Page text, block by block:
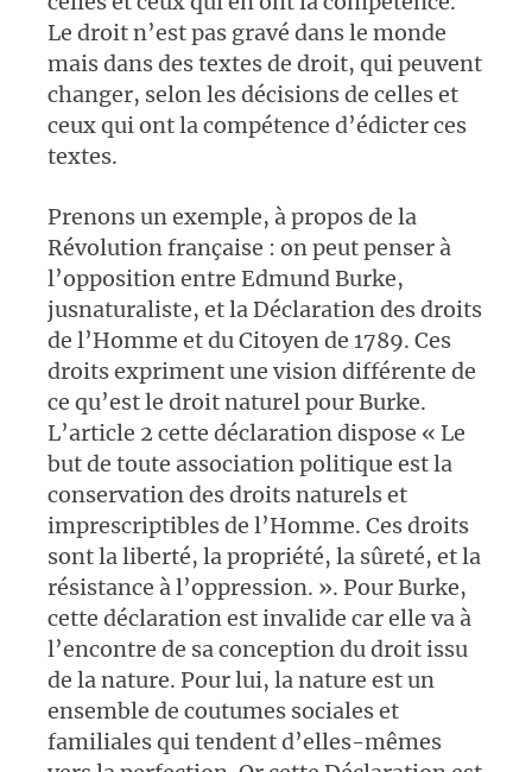
Le droit n’est pas gravé dans le monde
mais dans des textes de droit, qui peuvent
changer, selon les décisions de celles et
ceux qui ont la compétence d’édicter ces
textes.
Prenons un exemple, à propos de la
Révolution française : on peut penser à
l’opposition entre Edmund Burke,
jusnaturaliste, et la Déclaration des droits
de l’Homme et du Citoyen de 1789. Ces
droits expriment une vision différente de
ce qu’est le droit naturel pour Burke.
L’article 2 cette déclaration dispose « Le
but de toute association politique est la
conservation des droits naturels et
imprescriptibles de l’Homme. Ces droits
sont la liberté, la propriété, la sûreté, et la
résistance à l’oppression. ». Pour Burke,
cette déclaration est invalide car elle va à
l’encontre de sa conception du droit issu
de la nature. Pour lui, la nature est un
ensemble de coutumes sociales et
familiales qui tendent d’elles-mêmes